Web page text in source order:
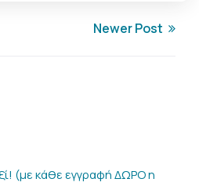
Newer Post
(με κάθε εγγραφή ΔΩΡΟ η